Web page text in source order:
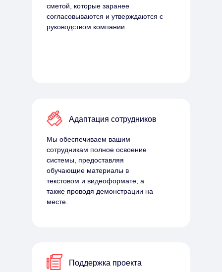
Поддержка проекта
сметой, которые заранее
согласовываются и утверждаются с
руководством компании.
Адаптация сотрудников
Мы обеспечиваем вашим
сотрудникам полное освоение
системы, предоставляя
обучающие материалы в
текстовом и видеоформате, а
также проводя демонстрации на
месте.